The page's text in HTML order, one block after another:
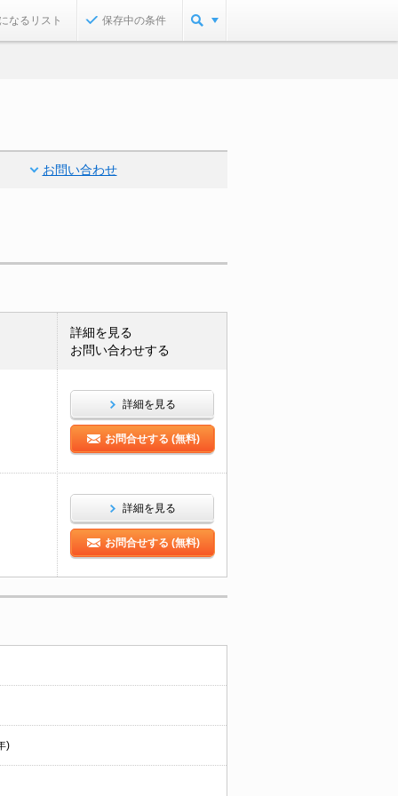
なるリスト 保存中の条件
お問い合わせ
詳細を見る
お問い合わせする
詳細を見る
お問合せする (無料)
詳細を見る
お問合せする (無料)
)